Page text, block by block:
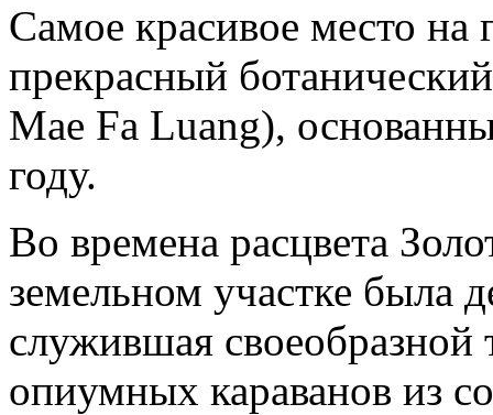
Самое красивое место на
прекрасный
Mae Fa Luang),
году.
Во времена расцвета
земельном участке была
служившая своеобразной
опиумных караванов из